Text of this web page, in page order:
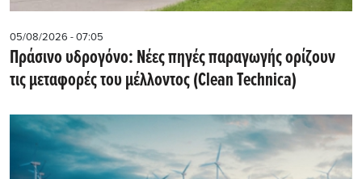
05/08/2026 - 07:05
Πράσινο υδρογόνο: Νέες πηγές παραγωγής ορίζουν
τις μεταφορές του μέλλοντος (Clean Technica)